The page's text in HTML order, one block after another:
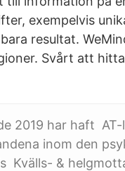
exempelvis
resultat.
Svårt att
2019 har haft AT-
inom den
Kvälls- &